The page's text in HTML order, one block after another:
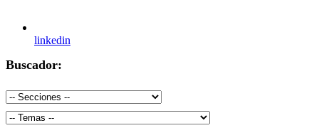
linkedin
Buscador: